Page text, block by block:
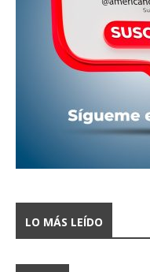
LO MÁS LEÍDO